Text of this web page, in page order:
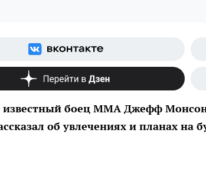
боец MMA Джефф
об увлечениях и планах на